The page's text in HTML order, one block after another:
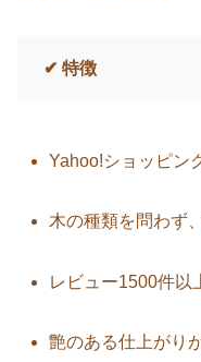
✔ 特徴
Yahoo!ショッピン
木の種類を問わず
レビュー1500件以
艶のある仕上がり